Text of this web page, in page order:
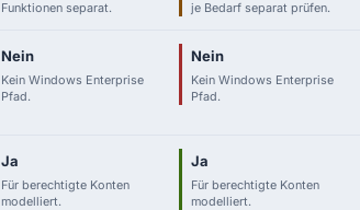
Funktionen separat.
je Bedarf separat prüfen.
Nein
Kein Windows Enterprise
Pfad.
Nein
Kein Windows Enterprise
Pfad.
Ja
Für berechtigte Konten
modelliert.
Ja
Für berechtigte Konten
modelliert.